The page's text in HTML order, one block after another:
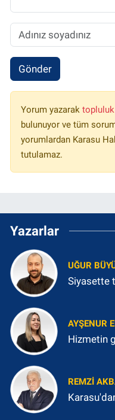
Gönder
Yorum yazarak topluluk
bulunuyor ve tüm
yorumlardan Karasu
tutulamaz.
Yazarlar
UĞUR
Siyasette
AYŞENUR
Hizmetin
REMZI